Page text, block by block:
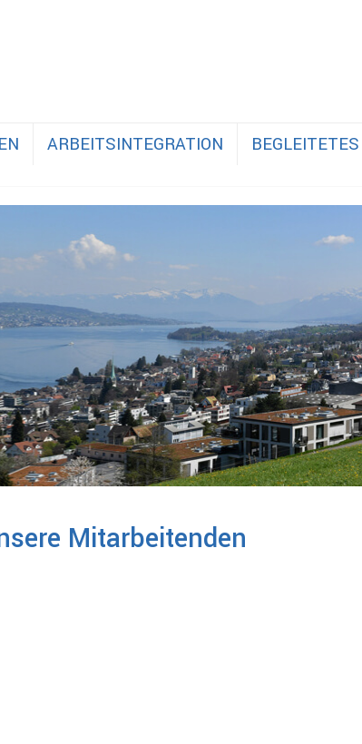
ARBEITSINTEGRATION
Mitarbeitenden